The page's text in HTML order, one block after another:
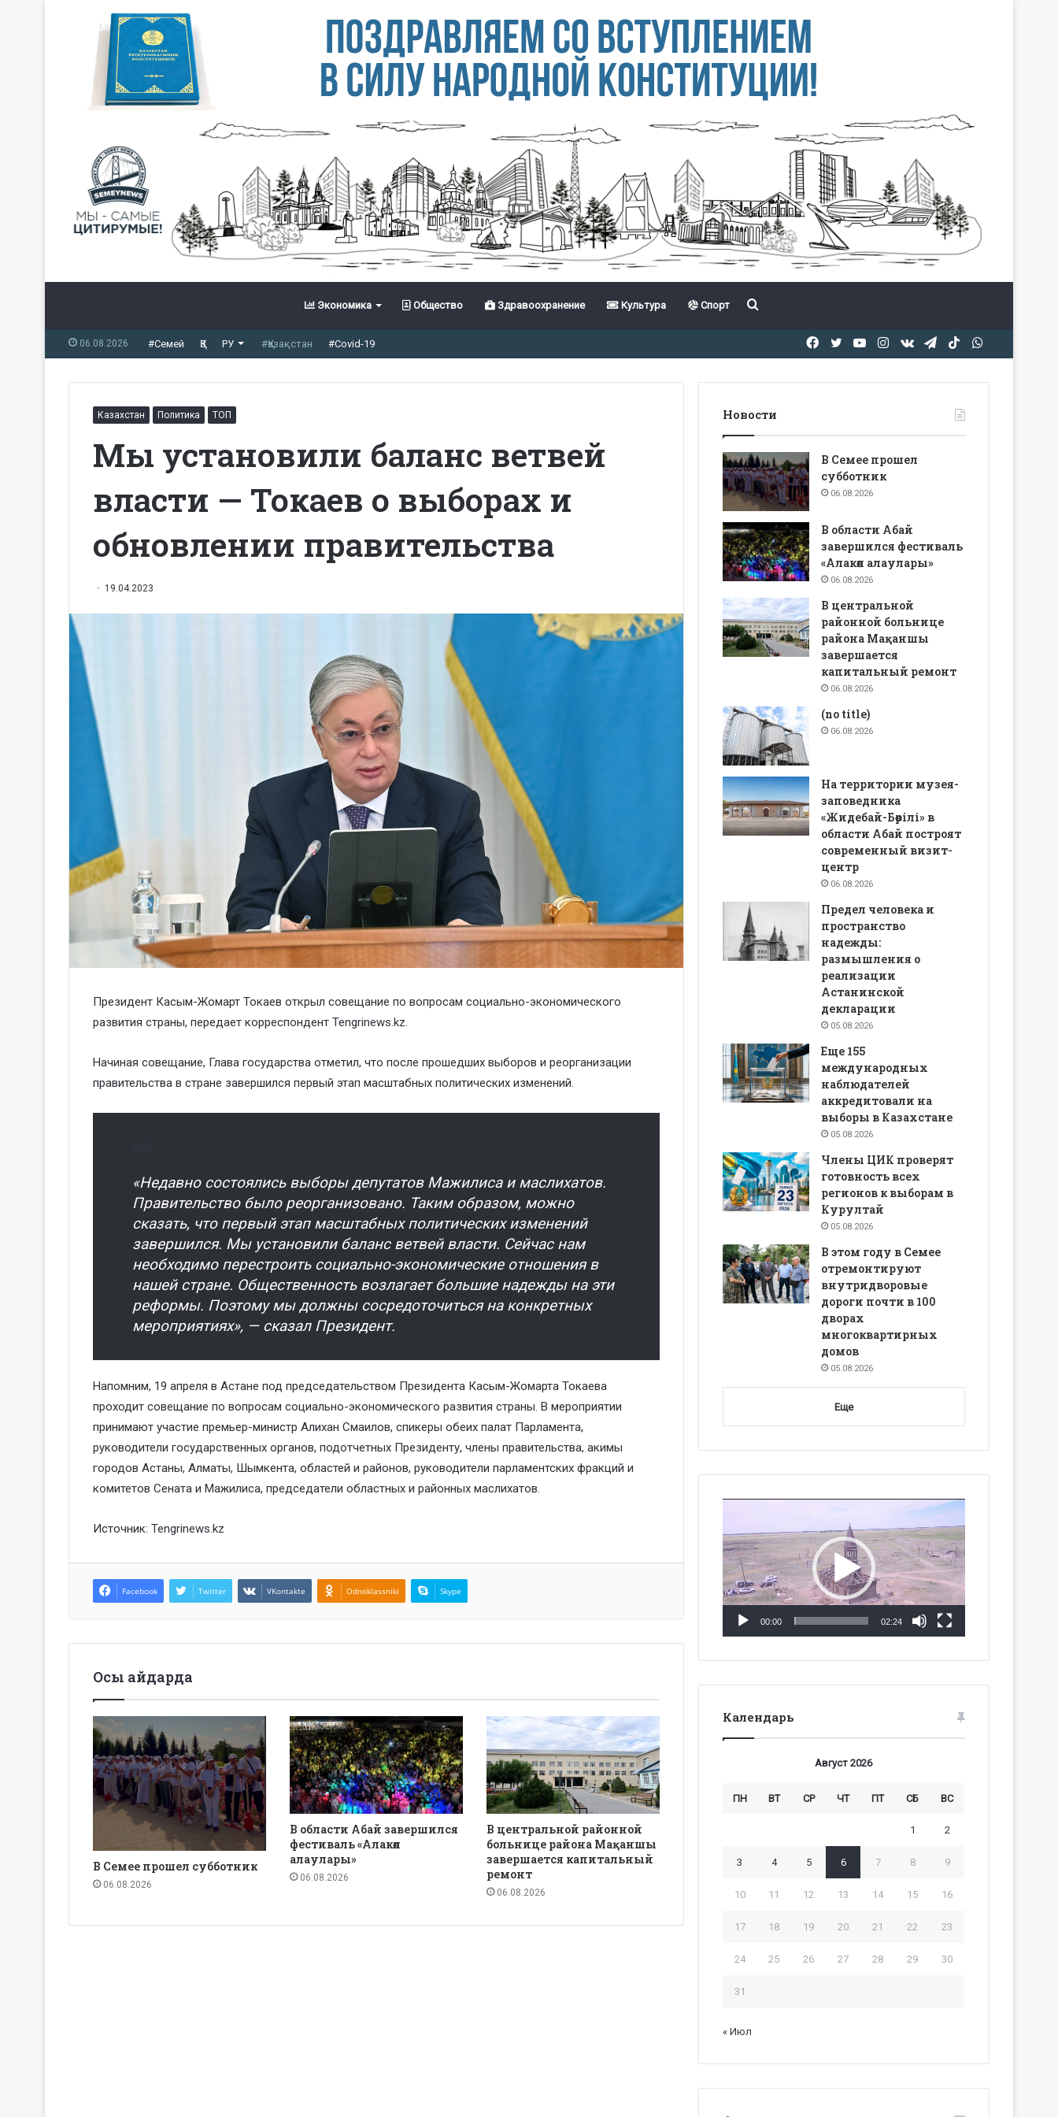
Экономика Общество Здравоохранение Культура Спорт Іздеу
06.08.2026 #Семей ҚЗ РУ #Қазақстан #Covid-19 TikTok
Telegram
vk.com
Instagram
YouTube
Twitter
Facebook
Казахстан Политика ТОП
Мы установили баланс ветвей
власти — Токаев о выборах и
обновлении правительства
19.04.2023
Президент Касым-Жомарт Токаев открыл совещание по вопросам социально-экономического
развития страны, передает корреспондент Tengrinews.kz.
Начиная совещание, Глава государства отметил, что после прошедших выборов и реорганизации
правительства в стране завершился первый этап масштабных политических изменений.
«Недавно состоялись выборы депутатов Мажилиса и маслихатов.
Правительство было реорганизовано. Таким образом, можно
сказать, что первый этап масштабных политических изменений
завершился. Мы установили баланс ветвей власти. Сейчас нам
необходимо перестроить социально-экономические отношения в
нашей стране. Общественность возлагает большие надежды на эти
реформы. Поэтому мы должны сосредоточиться на конкретных
мероприятиях», — сказал Президент.
Напомним, 19 апреля в Астане под председательством Президента Касым-Жомарта Токаева
проходит совещание по вопросам социально-экономического развития страны. В мероприятии
принимают участие премьер-министр Алихан Смаилов, спикеры обеих палат Парламента,
руководители государственных органов, подотчетных Президенту, члены правительства, акимы
городов Астаны, Алматы, Шымкента, областей и районов, руководители парламентских фракций и
комитетов Сената и Мажилиса, председатели областных и районных маслихатов.
Источник: Tengrinews.kz
Facebook Twitter VKontakte Odnoklassniki Skype
Осы айдарда
В Семее прошел субботник
06.08.2026
В области Абай завершился
фестиваль «Алакөл
алаулары»
06.08.2026
В центральной районной
больнице района Мақаншы
завершается капитальный
ремонт
06.08.2026
Новости
В Семее прошел
субботник
06.08.2026
В области Абай
завершился фестиваль
«Алакөл алаулары»
06.08.2026
В центральной
районной больнице
района Мақаншы
завершается
капитальный ремонт
06.08.2026
(no title)
06.08.2026
На территории музея-
заповедника
«Жидебай-Бөрілі» в
области Абай построят
современный визит-
центр
06.08.2026
Предел человека и
пространство
надежды:
размышления о
реализации
Астанинской
декларации
05.08.2026
Еще 155
международных
наблюдателей
аккредитовали на
выборы в Казахстане
05.08.2026
Члены ЦИК проверят
готовность всех
регионов к выборам в
Курултай
05.08.2026
В этом году в Семее
отремонтируют
внутридворовые
дороги почти в 100
дворах
многоквартирных
домов
05.08.2026
Еще
00:00 02:24
Календарь
Август 2026
ПН ВТ СР ЧТ ПТ СБ ВС
1 2
3 4 5 6 7 8 9
10 11 12 13 14 15 16
17 18 19 20 21 22 23
24 25 26 27 28 29 30
31
« Июл